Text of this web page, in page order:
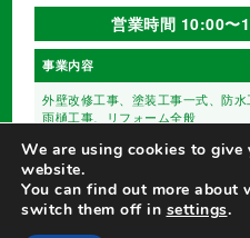
We are using cookies to give
website.
You can find out more about
switch them off in settings.
営業時間 10:00〜
事業内容
外壁改修工事、塗装工事⼀式、防水
雨樋工事、
リフォーム全般
名古屋市の外壁塗装【アートペイン